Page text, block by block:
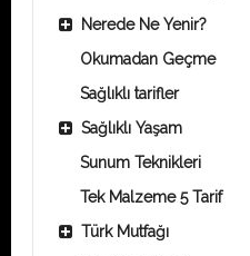
Nerede Ne Yenir?
Okumadan Geçme
Sağlıklı tarifler
Sağlıklı Yaşam
Sunum Teknikleri
Tek Malzeme 5 Tarif
Türk Mutfağı